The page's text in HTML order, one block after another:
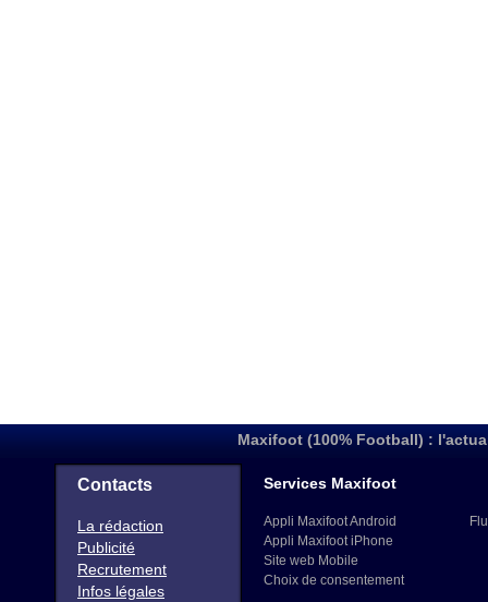
Maxifoot (100% Football) :
Contacts
La rédaction
Publicité
Recrutement
Infos légales
Services Maxifoot
Appli Maxifoot Android
Appli Maxifoot iPhone
Site web Mobile
Choix de consentement